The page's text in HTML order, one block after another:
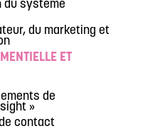
du système
du marketing et
ET
de
»
contact